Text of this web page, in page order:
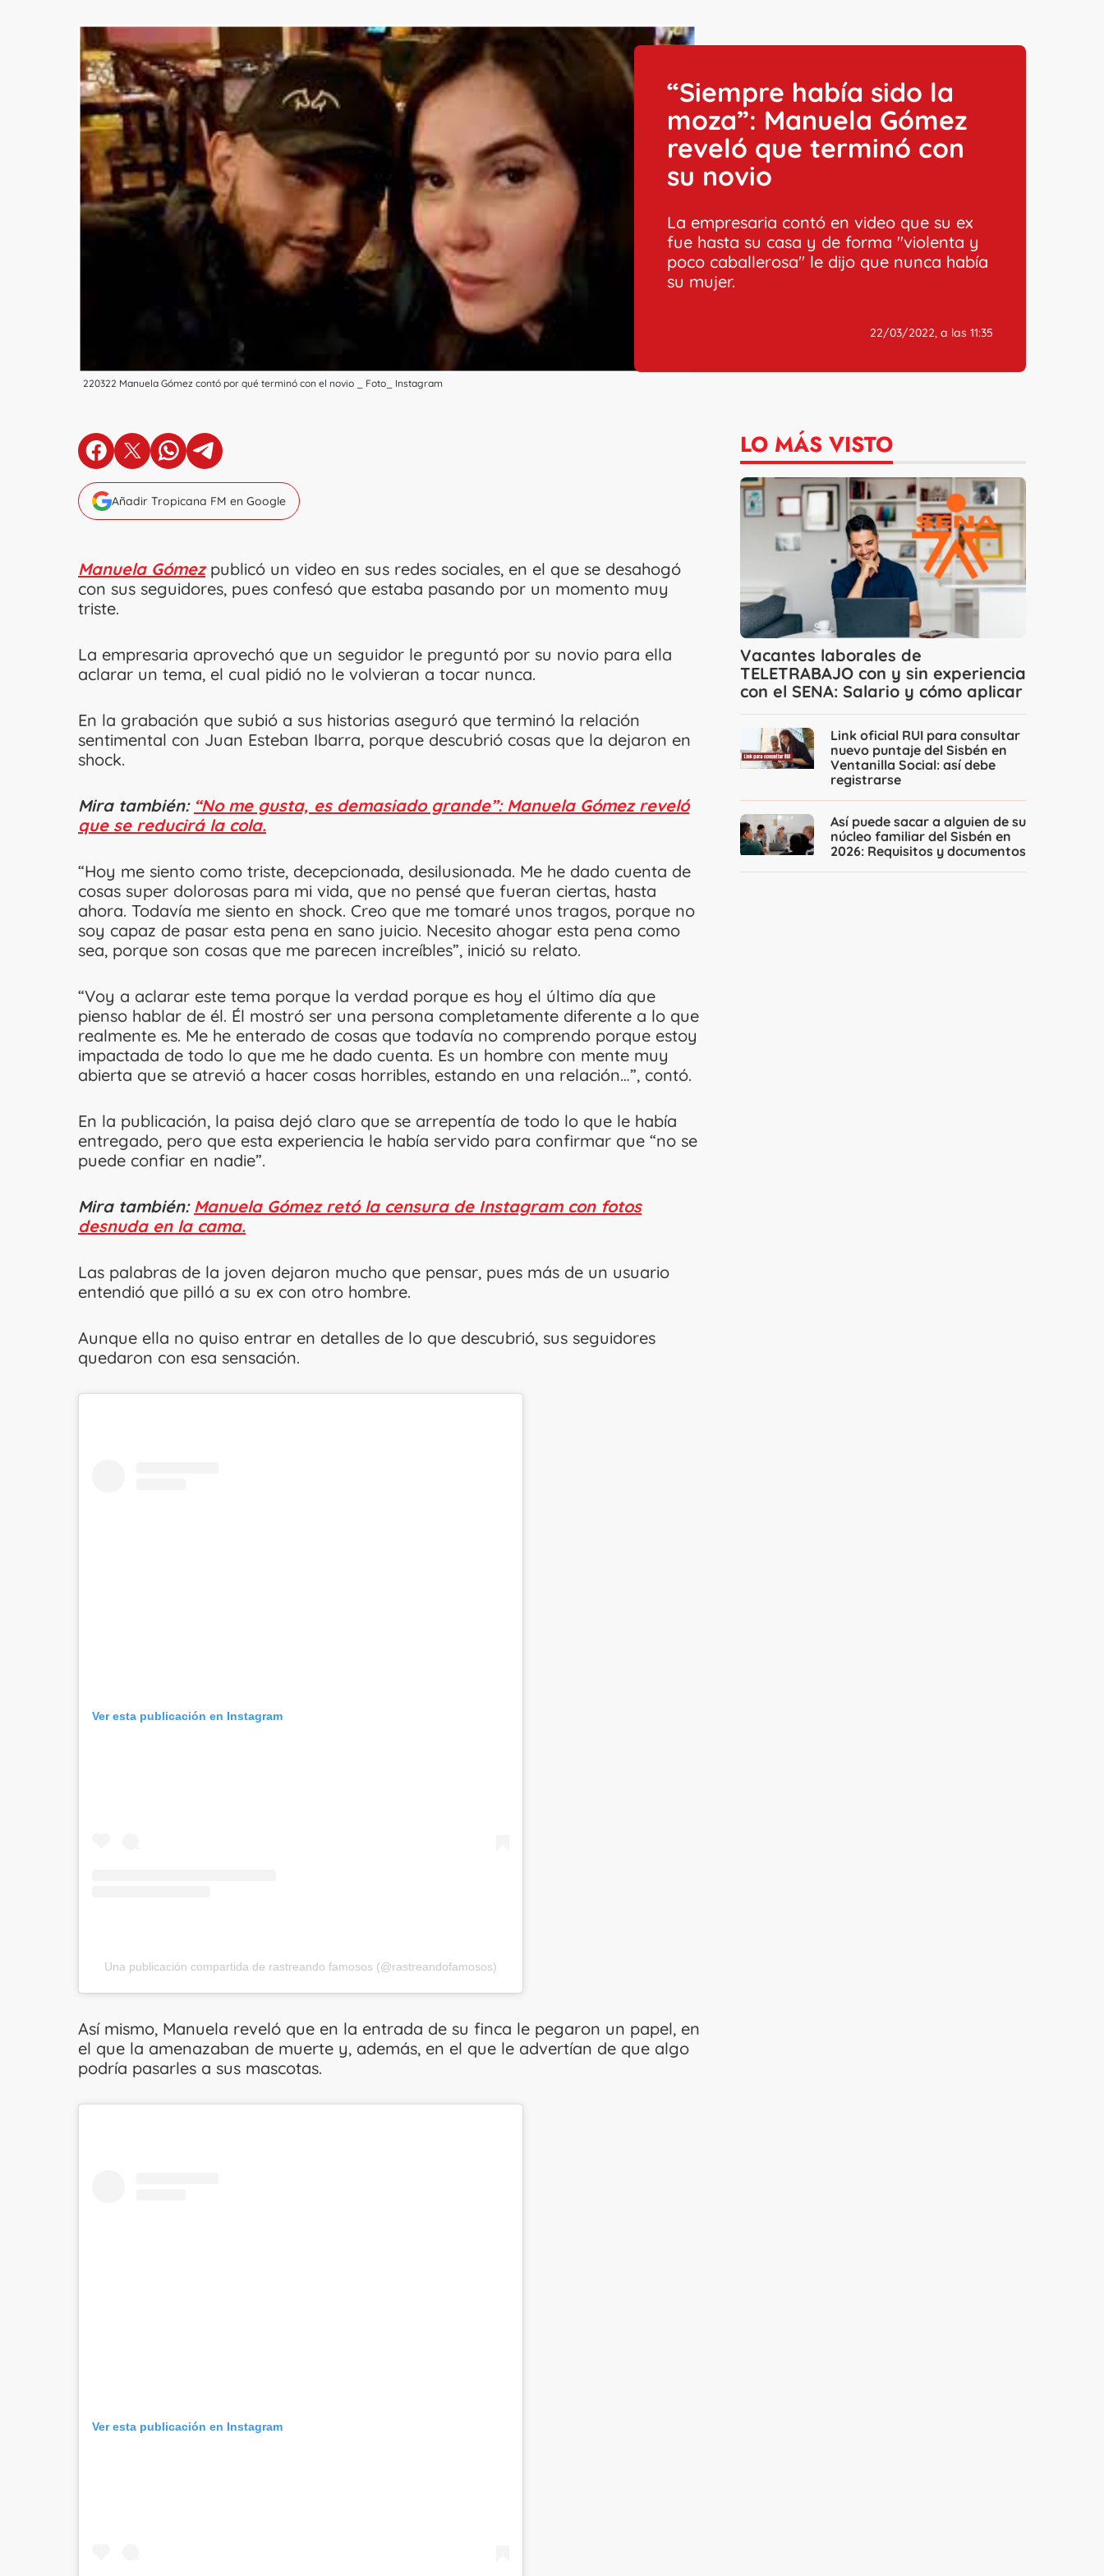
220322 Manuela Gómez contó por qué terminó con el novio _ Foto_ Instagram
“Siempre había sido la
moza”: Manuela Gómez
reveló que terminó con
su novio
La empresaria contó en video que su ex
fue hasta su casa y de forma "violenta y
poco caballerosa" le dijo que nunca había
su mujer.
22/03/2022, a las 11:35
en Facebook
en X en Whatsapp
en Telegram
Añadir Tropicana FM en Google
Manuela Gómezpublicó un video en sus redes sociales, en el que se desahogó
con sus seguidores, pues confesó que estaba pasando por un momento muy
triste.
La empresaria aprovechó que un seguidor le preguntó por su novio para ella
aclarar un tema, el cual pidió no le volvieran a tocar nunca.
En la grabación que subió a sus historias aseguró que terminó la relación
sentimental con Juan Esteban Ibarra, porque descubrió cosas que la dejaron en
shock.
Mira también: “No me gusta, es demasiado grande”: Manuela Gómez reveló
que se reducirá la cola.
“Hoy me siento como triste, decepcionada, desilusionada. Me he dado cuenta de
cosas super dolorosas para mi vida, que no pensé que fueran ciertas, hasta
ahora. Todavía me siento en shock. Creo que me tomaré unos tragos, porque no
soy capaz de pasar esta pena en sano juicio. Necesito ahogar esta pena como
sea, porque son cosas que me parecen increíbles”, inició su relato.
“Voy a aclarar este tema porque la verdad porque es hoy el último día que
pienso hablar de él. Él mostró ser una persona completamente diferente a lo que
realmente es. Me he enterado de cosas que todavía no comprendo porque estoy
impactada de todo lo que me he dado cuenta. Es un hombre con mente muy
abierta que se atrevió a hacer cosas horribles, estando en una relación…”, contó.
En la publicación, la paisa dejó claro que se arrepentía de todo lo que le había
entregado, pero que esta experiencia le había servido para confirmar que “no se
puede confiar en nadie”.
Mira también: Manuela Gómez retó la censura de Instagram con fotos
desnuda en la cama.
Las palabras de la joven dejaron mucho que pensar, pues más de un usuario
entendió que pilló a su ex con otro hombre.
Aunque ella no quiso entrar en detalles de lo que descubrió, sus seguidores
quedaron con esa sensación.
Ver esta publicación en Instagram
Una publicación compartida de rastreando famosos (@rastreandofamosos)
Así mismo, Manuela reveló que en la entrada de su finca le pegaron un papel, en
el que la amenazaban de muerte y, además, en el que le advertían de que algo
podría pasarles a sus mascotas.
Ver esta publicación en Instagram
LO MÁS VISTO
Vacantes laborales de
TELETRABAJO con y sin experiencia
con el SENA: Salario y cómo aplicar
Link oficial RUI para consultar
nuevo puntaje del Sisbén en
Ventanilla Social: así debe
registrarse
Así puede sacar a alguien de su
núcleo familiar del Sisbén en
2026: Requisitos y documentos